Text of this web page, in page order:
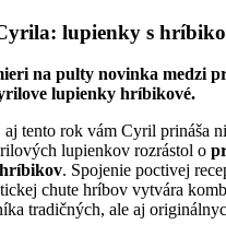
lupienky s
na pulty novinka medzi
lupienky hríbikové.
tento rok vám Cyril prináša
lupienkov rozrástol o
. Spojenie poctivej
chute hríbov vytvára
tradičných, ale aj